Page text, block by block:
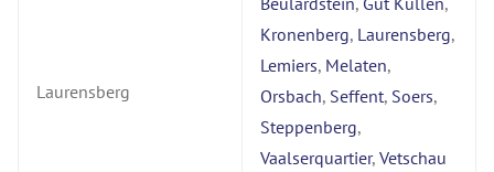
Laurensberg
Kronenberg, Laurensberg,
Lemiers, Melaten,
Orsbach, Seffent, Soers,
Steppenberg,
Vaalserquartier, Vetschau